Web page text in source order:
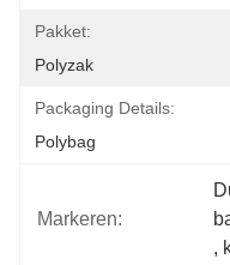
Pakket:
Polyzak
Packaging Details:
Polybag
Markeren:
,